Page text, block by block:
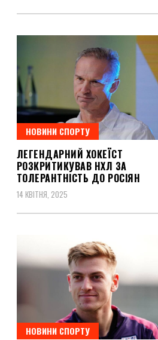
НОВИНИ СПОРТУ
ЛЕГЕНДАРНИЙ ХОКЕЇСТ
РОЗКРИТИКУВАВ НХЛ ЗА
ТОЛЕРАНТНІСТЬ ДО РОСІЯН
14 КВІТНЯ, 2025
НОВИНИ СПОРТУ